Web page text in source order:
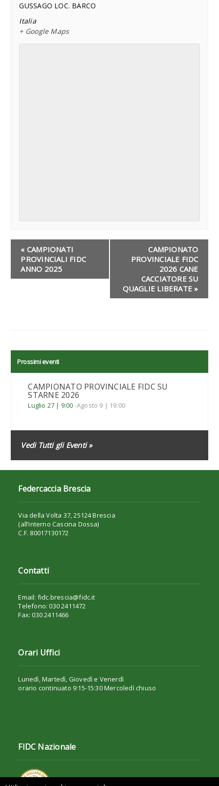
GUSSAGO LOC. BARCO
Italia
+ Google Maps
« CAMPIONATI
PROVINCIALI FIDC
ANNO 2025
CAMPIONATO
PROVINCIALE FIDC
2026 CANE
CACCIATORE SU
QUAGLIE LIBERATE»
Prossimi eventi
CAMPIONATO PROVINCIALE FIDC SU
STARNE 2026
Luglio 27 | 9:00 -Agosto 9 | 19:00
Vedi Tutti gli Eventi »
Federcaccia Brescia
Via della Volta 37, 25124 Brescia
(all’interno Cascina Dossa)
C.F. 80017130172
Contatti
Email: fidc.brescia@fidc.it
Telefono: 030 2411472
Fax: 030 2411466
Orari Uffici
Lunedì, Martedì, Giovedì e Venerdì
orario continuato 9:15-15:30 Mercoledì chiuso
FIDC Nazionale